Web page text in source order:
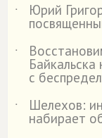
˙
Юрий
˙
с
˙
Шелехов:
набирает